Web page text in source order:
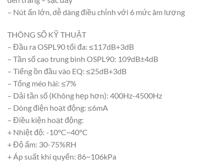
– Nút ấn lớn, dễ dàng điều chỉnh với 6 mức âm lượng
THÔNG SỐ KỸ THUẬT
– Đầu ra OSPL90 tối đa: ≤117dB+3dB
– Tần số cao trung bình OSPL90: 109dB±4dB
– Tiếng ồn đầu vào EQ: ≤25dB+3dB
– Tổng méo hài: ≤7%
– Dải tần số (Không hẹp hơn): 400Hz-4500Hz
– Dòng điện hoạt động: ≤6mA
– Điều kiện hoạt động:
+ Nhiệt độ: -10°C~40°C
+ Độ ẩm: 30-75%RH
+ Áp suất khí quyển: 86~106kPa